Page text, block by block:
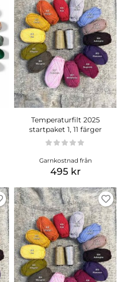
Temperaturfilt 2025
startpaket 1, 11 färger
Garnkostnad från
495 kr